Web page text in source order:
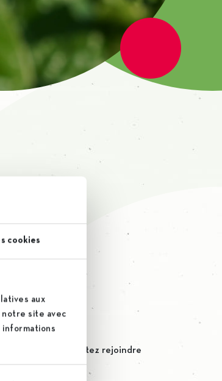
cookies
aux
notre site avec
informations
iscal. Vous souhaitez rejoindre